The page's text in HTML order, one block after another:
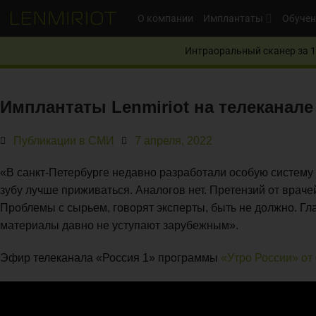
О компании Имплантаты
Интраоральный сканер за
Имплантаты Lenmiriot на
Публикации в СМИ 7 апреля, 2022
«В санкт-Петербурге недавно разработали особую
зубу лучше приживаться. Аналогов нет. Претензий от
Проблемы с сырьем, говорят эксперты, быть не должно.
материалы давно не уступают зарубежным».
Эфир телеканала «Россия 1» программы «Утро России»